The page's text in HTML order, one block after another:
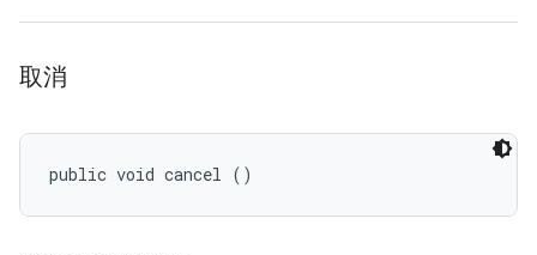
取消
public void cancel ()